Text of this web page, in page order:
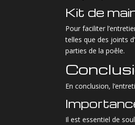
Kit de
Pour faciliter
telles que des joints
parties de la poêle.
En conclusion,
Il est essentiel de